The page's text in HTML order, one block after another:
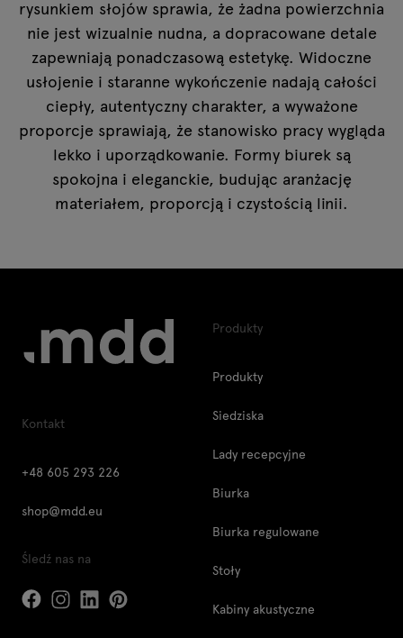
rysunkiem słojów sprawia, że żadna powierzchnia
nie jest wizualnie nudna, a dopracowane detale
zapewniają ponadczasową estetykę. Widoczne
usłojenie i staranne wykończenie nadają całości
ciepły, autentyczny charakter, a wyważone
proporcje sprawiają, że stanowisko pracy wygląda
lekko i uporządkowanie. Formy biurek są
spokojna i eleganckie, budując aranżację
materiałem, proporcją i czystością linii.
Kontakt
+48 605 293 226
shop@mdd.eu
Śledź nas na
Produkty
Produkty
Siedziska
Lady recepcyjne
Biurka
Biurka regulowane
Stoły
Kabiny akustyczne